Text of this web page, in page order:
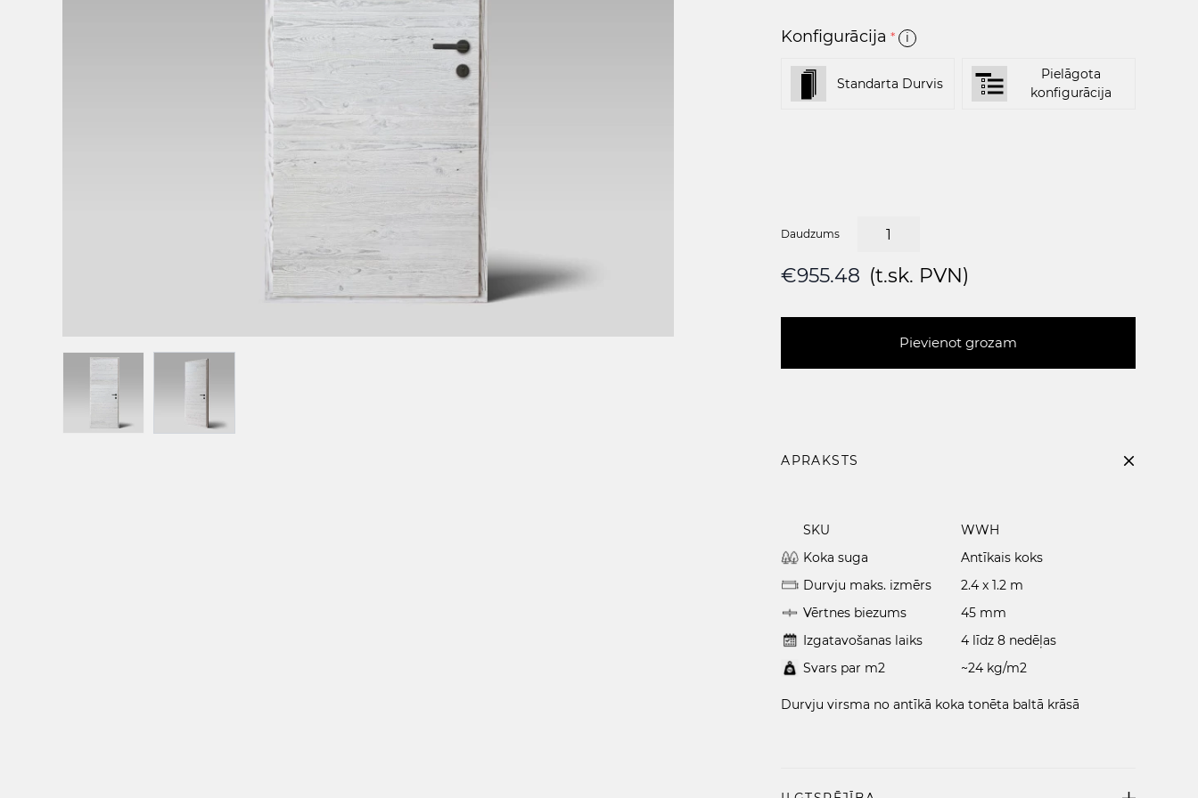
Konfigurācija * i
Standarta Durvis
Pielāgota
konfigurācija
Daudzums
€955.48 (t.sk. PVN)
Pievienot grozam
APRAKSTS
SKU
WWH
Koka suga
Antīkais koks
Durvju maks. izmērs
2.4 x 1.2 m
Vērtnes biezums
45 mm
Izgatavošanas laiks
4 līdz 8 nedēļas
Svars par m2
~24 kg/m2
Durvju virsma no antīkā koka tonēta baltā krāsā